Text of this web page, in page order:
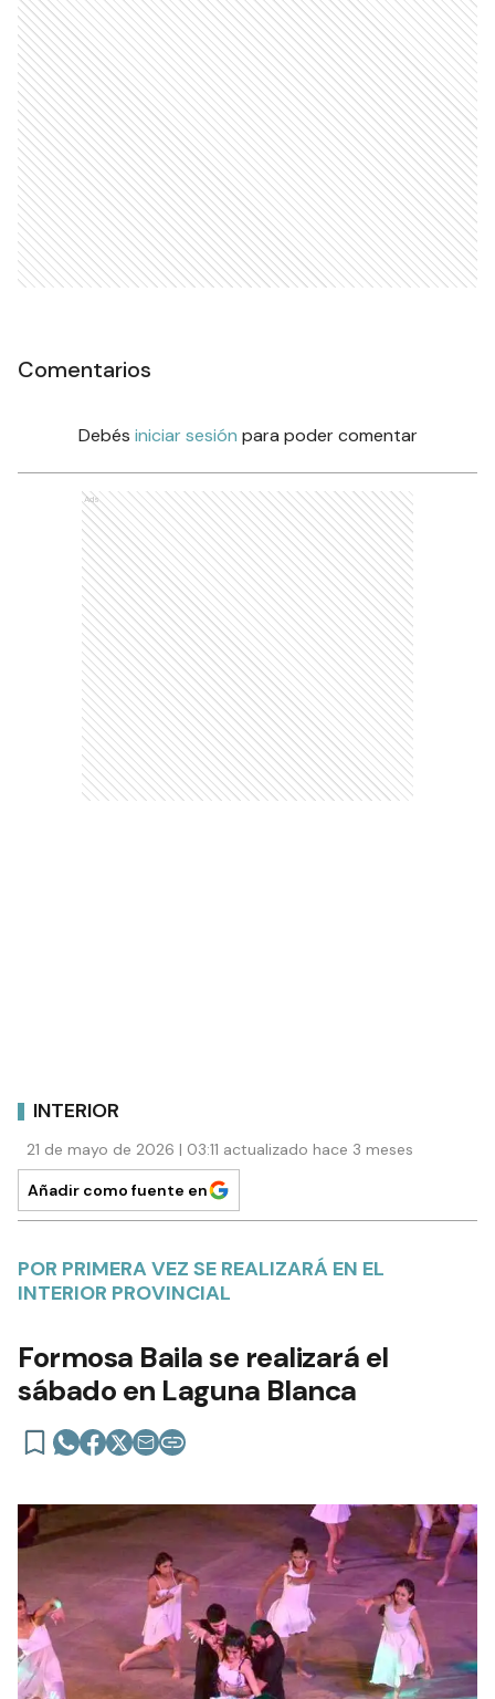
Comentarios
Debés iniciar sesión para poder comentar
Ads
INTERIOR
21 de mayo de 2026 | 03:11 actualizado hace 3 meses
Añadir como fuente en
POR PRIMERA VEZ SE REALIZARÁ EN EL
INTERIOR PROVINCIAL
Formosa Baila se realizará el
sábado en Laguna Blanca